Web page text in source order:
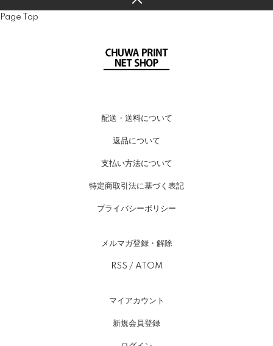
Page Top
配送・送料について
返品について
支払い方法について
特定商取引法に基づく表記
プライバシーポリシー
メルマガ登録・解除
RSS / ATOM
マイアカウント
新規会員登録